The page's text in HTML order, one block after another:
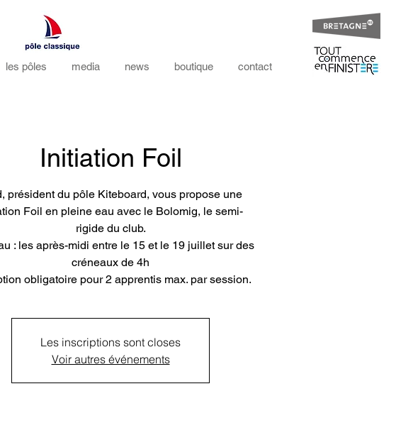
les pôles media news boutique contact
Initiation Foil
président du pôle Kiteboard, vous propose une
Foil en pleine eau avec le Bolomig, le semi-
rigide du club.
: les après-midi entre le 15 et le 19 juillet sur des
créneaux de 4h
obligatoire pour 2 apprentis max. par session.
Les inscriptions sont closes
Voir autres événements